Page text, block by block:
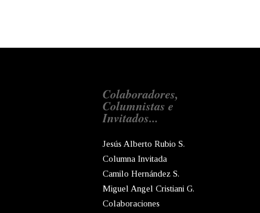
Colaboradores,
Columnistas e
Invitados...
Jesús Alberto Rubio S.
Columna Invitada
Camilo Hernández S.
Miguel Angel Cristiani G.
Colaboraciones